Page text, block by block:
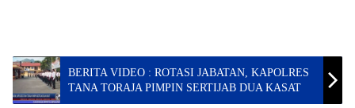
BERITA VIDEO : ROTASI JABATAN, KAPOLRES
TANA TORAJA PIMPIN SERTIJAB DUA KASAT